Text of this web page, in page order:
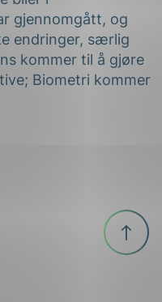
gjennomgått, og
endringer, særlig
kommer til å gjøre
Biometri kommer
Til
toppen